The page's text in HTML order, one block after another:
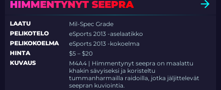
HIMMENTYNYT SEEPRA
LAATU
Mil-Spec Grade
PELIKOTELO
eSports 2013 -aselaatikko
PELIKOKOELMA
eSports 2013 -kokoelma
HINTA
$5 – $20
KUVAUS
M4A4 | Himmentynyt seepra on maalattu
khakin sävyiseksi ja koristeltu
tummanharmailla raidoilla, jotka jäljittelevät
seepran kuviointia.